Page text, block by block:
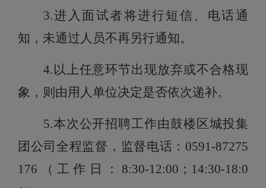
3.进入面试者将进行短信、电话通
知，未通过人员不再另行通知。
4.以上任意环节出现放弃或不合格现
象，则由用人单位决定是否依次递补。
5.本次公开招聘工作由鼓楼区城投集
团公司全程监督，监督电话：0591-87275
176（工作日： 8:30-12:00；14:30-18:0